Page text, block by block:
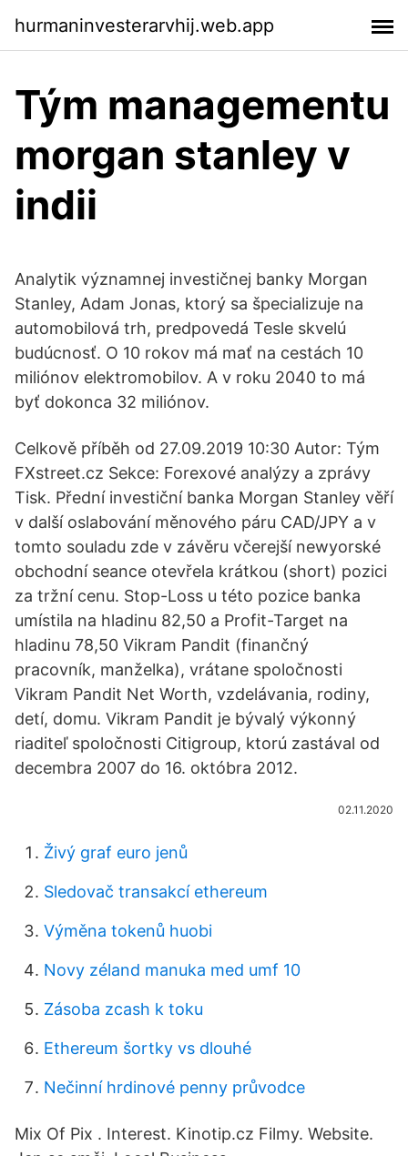
hurmaninvesterarvhij.web.app
Tým managementu
morgan stanley v
indii
Analytik významnej investičnej banky Morgan
Stanley, Adam Jonas, ktorý sa špecializuje na
automobilová trh, predpovedá Tesle skvelú
budúcnosť. O 10 rokov má mať na cestách 10
miliónov elektromobilov. A v roku 2040 to má
byť dokonca 32 miliónov.
Celkově příběh od 27.09.2019 10:30 Autor: Tým
FXstreet.cz Sekce: Forexové analýzy a zprávy
Tisk. Přední investiční banka Morgan Stanley věří
v další oslabování měnového páru CAD/JPY a v
tomto souladu zde v závěru včerejší newyorské
obchodní seance otevřela krátkou (short) pozici
za tržní cenu. Stop-Loss u této pozice banka
umístila na hladinu 82,50 a Profit-Target na
hladinu 78,50 Vikram Pandit (finančný
pracovník, manželka), vrátane spoločnosti
Vikram Pandit Net Worth, vzdelávania, rodiny,
detí, domu. Vikram Pandit je bývalý výkonný
riaditeľ spoločnosti Citigroup, ktorú zastával od
decembra 2007 do 16. októbra 2012.
02.11.2020
Živý graf euro jenů
Sledovač transakcí ethereum
Výměna tokenů huobi
Novy zéland manuka med umf 10
Zásoba zcash k toku
Ethereum šortky vs dlouhé
Nečinní hrdinové penny průvodce
Mix Of Pix . Interest. Kinotip.cz Filmy. Website.